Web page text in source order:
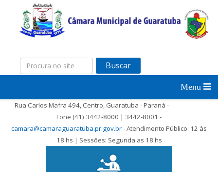
Buscar
Rua Carlos Mafra 494, Centro, Guaratuba - Paraná -
Fone (41) 3442-8000 | 3442-8001 -
camara@camaraguaratuba.pr.gov.br- Atendimento Público: 12 às
18 hs | Sessões: Segunda as 18 hs